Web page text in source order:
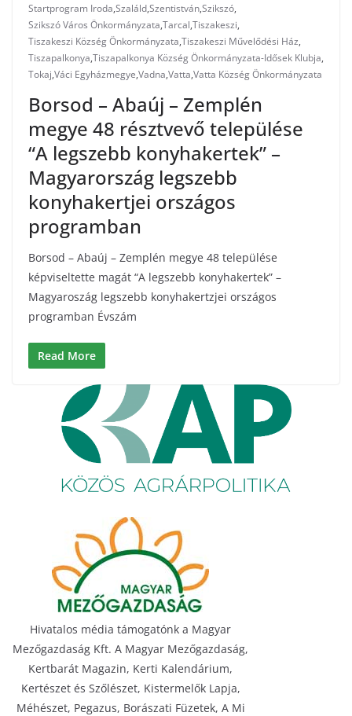
Startprogram Iroda,Szaláld,Szentistván,Szikszó,
Szikszó Város Önkormányzata,Tarcal,Tiszakeszi,
Tiszakeszi Község Önkormányzata,Tiszakeszi Művelődési Ház,
Tiszapalkonya,Tiszapalkonya Község Önkormányzata-Idősek Klubja,
Tokaj,Váci Egyházmegye,Vadna,Vatta,Vatta Község Önkormányzata
Borsod – Abaúj – Zemplén
megye 48 résztvevő települése
“A legszebb konyhakertek” –
Magyarország legszebb
konyhakertjei országos
programban
Borsod – Abaúj – Zemplén megye 48 települése
képviseltette magát “A legszebb konyhakertek” –
Magyaroszág legszebb konyhakertzjei országos
programban Évszám
Read More
Hivatalos média támogatónk a Magyar
Mezőgazdaság Kft. A Magyar Mezőgazdaság,
Kertbarát Magazin, Kerti Kalendárium,
Kertészet és Szőlészet, Kistermelők Lapja,
Méhészet, Pegazus, Borászati Füzetek, A Mi